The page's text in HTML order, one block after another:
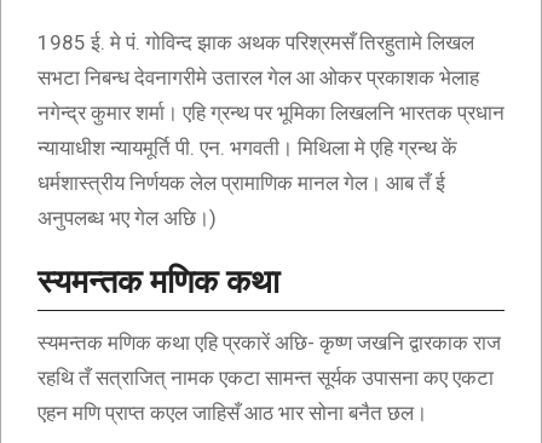
1985 ई. मे पं. गोविन्द झाक अथक परिश्रमसँ तिरहुतामे लिखल
सभटा निबन्ध देवनागरीमे उतारल गेल आ ओकर प्रकाशक भेलाह
नगेन्द्र कुमार शर्मा। एहि ग्रन्थ पर भूमिका लिखलनि भारतक प्रधान
न्यायाधीश न्यायमूर्ति पी. एन. भगवती। मिथिला मे एहि ग्रन्थ कें
धर्मशास्त्रीय निर्णयक लेल प्रामाणिक मानल गेल। आब तँ ई
अनुपलब्ध भए गेल अछि।)
स्यमन्तक मणिक कथा
स्यमन्तक मणिक कथा एहि प्रकारें अछि- कृष्ण जखनि द्वारकाक राज
रहथि तँ सत्राजित् नामक एकटा सामन्त सूर्यक उपासना कए एकटा
एहन मणि प्राप्त कएल जाहिसँ आठ भार सोना बनैत छल।